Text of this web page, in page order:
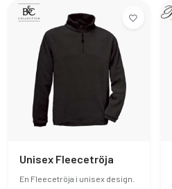
Unisex Fleecetröja
En Fleecetröja i unisex design.